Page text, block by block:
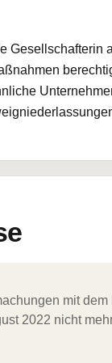
Gesellschafterin
mit
2022 nicht